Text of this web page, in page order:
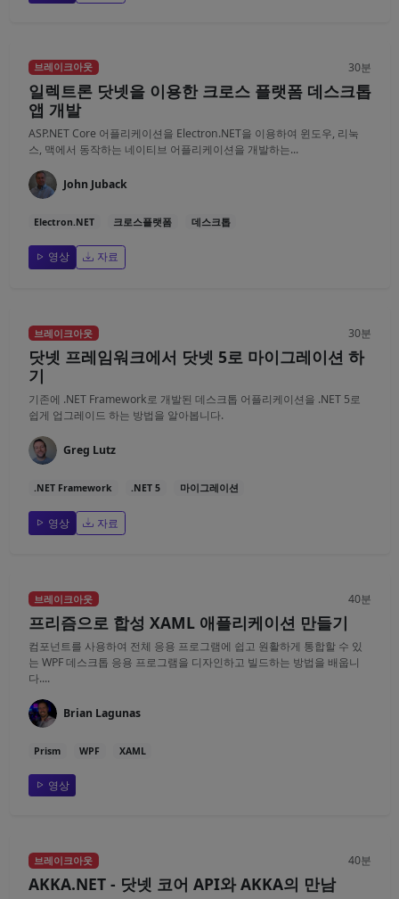
브레이크아웃 30분
일렉트론 닷넷을 이용한 크로스 플랫폼 데스크톱
앱 개발
ASP.NET Core 어플리케이션을 Electron.NET을 이용하여 윈도우, 리눅
스, 맥에서 동작하는 네이티브 어플리케이션을 개발하는...
John Juback
Electron.NET 크로스플랫폼 데스크톱
영상 자료
브레이크아웃 30분
닷넷 프레임워크에서 닷넷 5로 마이그레이션 하
기
기존에 .NET Framework로 개발된 데스크톱 어플리케이션을 .NET 5로
쉽게 업그레이드 하는 방법을 알아봅니다.
Greg Lutz
.NET Framework .NET 5 마이그레이션
영상 자료
브레이크아웃 40분
프리즘으로 합성 XAML 애플리케이션 만들기
컴포넌트를 사용하여 전체 응용 프로그램에 쉽고 원활하게 통합할 수 있
는 WPF 데스크톱 응용 프로그램을 디자인하고 빌드하는 방법을 배웁니
다....
Brian Lagunas
Prism WPF XAML
영상
브레이크아웃 40분
AKKA.NET - 닷넷 코어 API와 AKKA의 만남